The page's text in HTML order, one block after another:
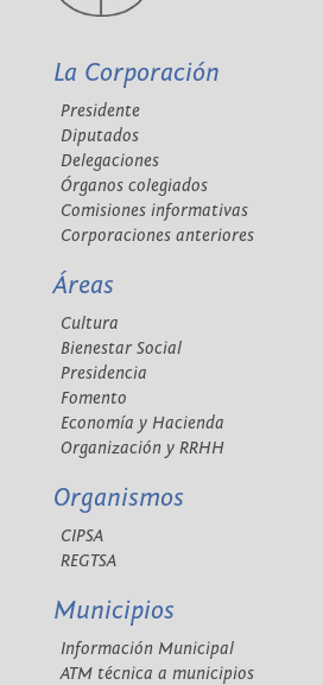
La Corporación
Presidente
Diputados
Delegaciones
Órganos colegiados
Comisiones informativas
Corporaciones anteriores
Áreas
Cultura
Bienestar Social
Presidencia
Fomento
Economía y Hacienda
Organización y RRHH
Organismos
CIPSA
REGTSA
Municipios
Información Municipal
ATM técnica a municipios